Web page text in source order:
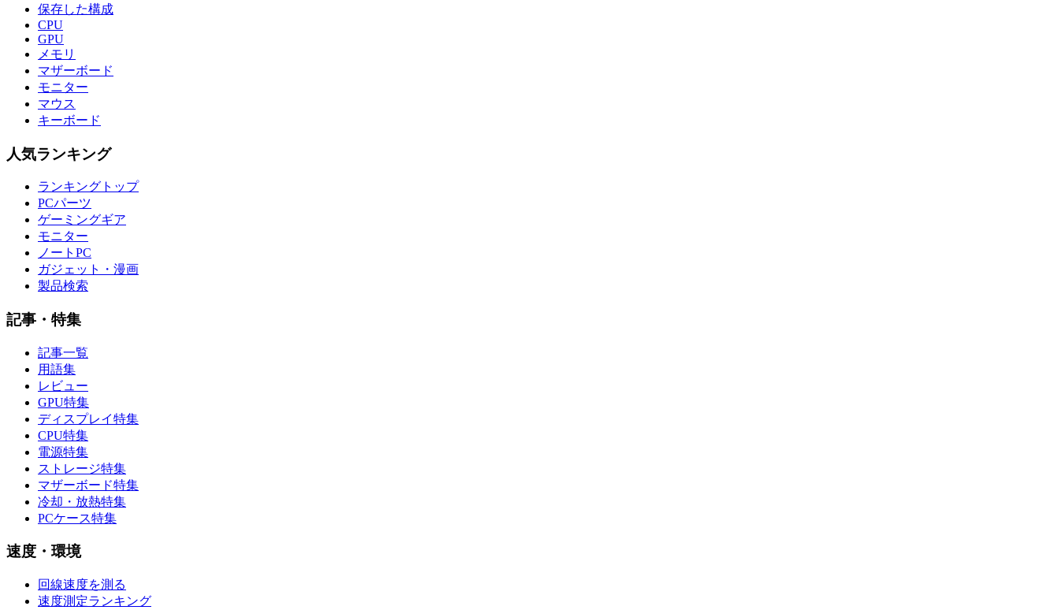
保存した構成
CPU
GPU
メモリ
マザーボード
モニター
マウス
キーボード
人気ランキング
ランキングトップ
PCパーツ
ゲーミングギア
モニター
ノートPC
ガジェット・漫画
製品検索
記事・特集
記事一覧
用語集
レビュー
GPU特集
ディスプレイ特集
CPU特集
電源特集
ストレージ特集
マザーボード特集
冷却・放熱特集
PCケース特集
速度・環境
回線速度を測る
速度測定ランキング